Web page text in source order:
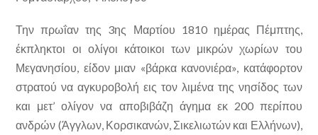
Την πρωΐαν της 3ης Μαρτίου 1810 ημέρας Πέμπτης,
έκπληκτοι οι ολίγοι κάτοικοι των μικρών χωρίων του
Μεγανησίου, είδον μιαν «βάρκα κανονιέρα», κατάφορτον
στρατού να αγκυροβολή εις τον λιμένα της νησίδος των
και μετ’ ολίγον να αποβιβάζη άγημα εκ 200 περίπου
ανδρών (Άγγλων, Κορσικανών, Σικελιωτών και Ελλήνων),